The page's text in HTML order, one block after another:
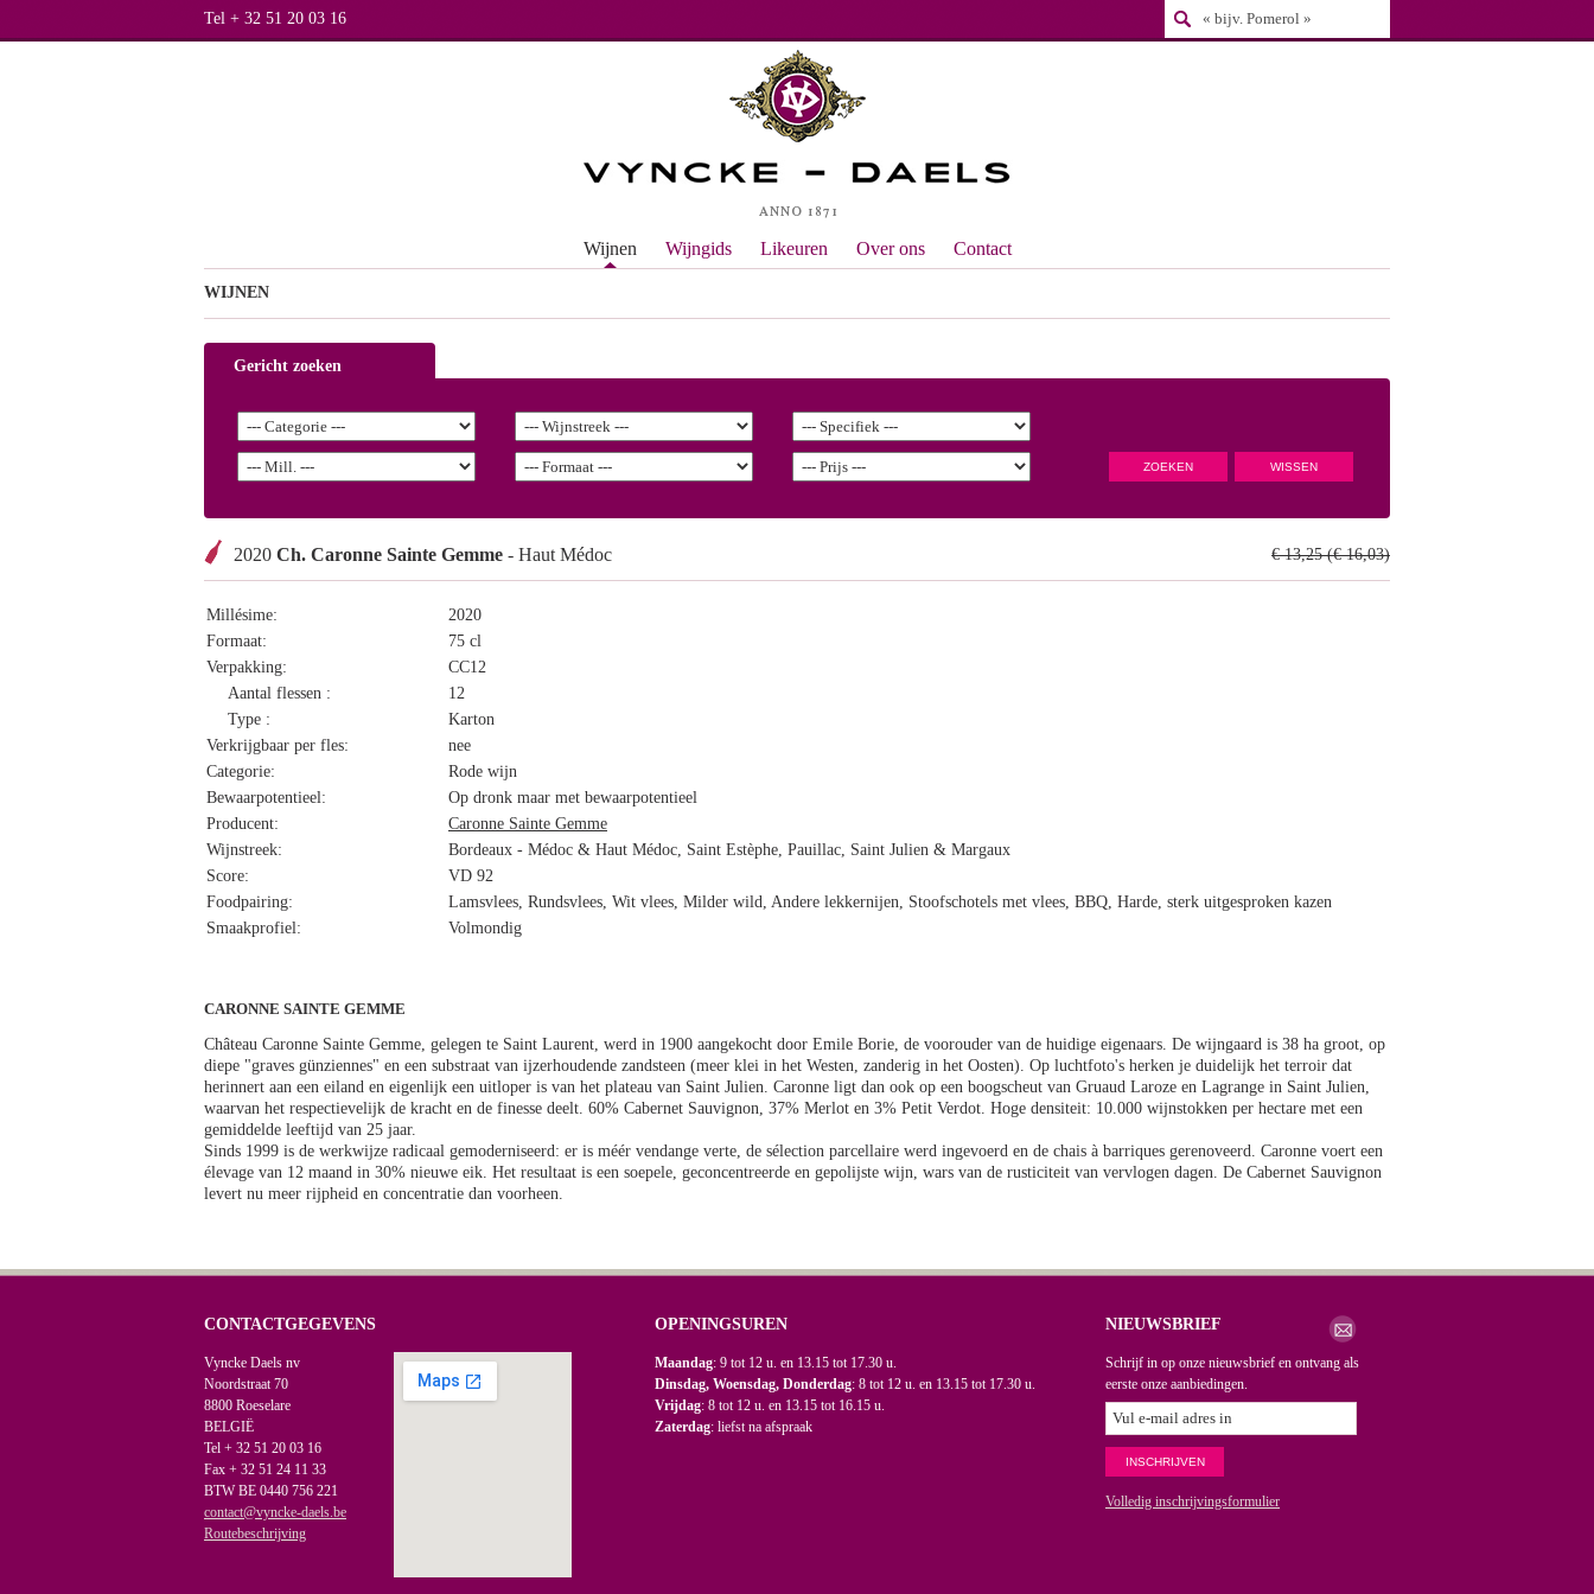
Tel + 32 51 20 03 16
Wijnen Wijngids Likeuren Over ons Contact
WIJNEN
Gericht zoeken
2020 Ch. Caronne Sainte Gemme - Haut Médoc € 13,25 (€ 16,03)
Millésime:
2020
Formaat:
75 cl
Verpakking:
CC12
Aantal flessen :
12
Type :
Karton
Verkrijgbaar per fles:
nee
Categorie:
Rode wijn
Bewaarpotentieel:
Op dronk maar met bewaarpotentieel
Producent:
Caronne Sainte Gemme
Wijnstreek:
Bordeaux - Médoc & Haut Médoc, Saint Estèphe, Pauillac, Saint Julien & Margaux
Score:
VD 92
Foodpairing:
Lamsvlees, Rundsvlees, Wit vlees, Milder wild, Andere lekkernijen, Stoofschotels met vlees, BBQ, Harde, sterk uitgesproken kazen
Smaakprofiel:
Volmondig
CARONNE SAINTE GEMME
Château Caronne Sainte Gemme, gelegen te Saint Laurent, werd in 1900 aangekocht door Emile Borie, de voorouder van de huidige eigenaars. De wijngaard is 38 ha groot, op
diepe "graves günziennes" en een substraat van ijzerhoudende zandsteen (meer klei in het Westen, zanderig in het Oosten). Op luchtfoto's herken je duidelijk het terroir dat
herinnert aan een eiland en eigenlijk een uitloper is van het plateau van Saint Julien. Caronne ligt dan ook op een boogscheut van Gruaud Laroze en Lagrange in Saint Julien,
waarvan het respectievelijk de kracht en de finesse deelt. 60% Cabernet Sauvignon, 37% Merlot en 3% Petit Verdot. Hoge densiteit: 10.000 wijnstokken per hectare met een
gemiddelde leeftijd van 25 jaar.
Sinds 1999 is de werkwijze radicaal gemoderniseerd: er is méér vendange verte, de sélection parcellaire werd ingevoerd en de chais à barriques gerenoveerd. Caronne voert een
élevage van 12 maand in 30% nieuwe eik. Het resultaat is een soepele, geconcentreerde en gepolijste wijn, wars van de rusticiteit van vervlogen dagen. De Cabernet Sauvignon
levert nu meer rijpheid en concentratie dan voorheen.
CONTACTGEGEVENS
Vyncke Daels nv
Noordstraat 70
8800 Roeselare
BELGIË
Tel + 32 51 20 03 16
Fax + 32 51 24 11 33
BTW BE 0440 756 221
contact@vyncke-daels.be
Routebeschrijving
OPENINGSUREN
Maandag: 9 tot 12 u. en 13.15 tot 17.30 u.
Dinsdag, Woensdag, Donderdag: 8 tot 12 u. en 13.15 tot 17.30 u.
Vrijdag: 8 tot 12 u. en 13.15 tot 16.15 u.
Zaterdag: liefst na afspraak
NIEUWSBRIEF
Schrijf in op onze nieuwsbrief en ontvang als
eerste onze aanbiedingen.
Volledig inschrijvingsformulier